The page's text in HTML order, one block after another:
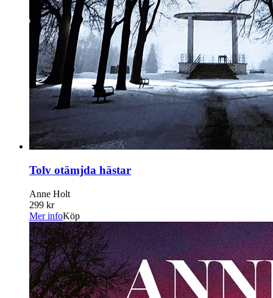
Tolv otämjda hästar
Anne Holt
299 kr
Mer infoKöp